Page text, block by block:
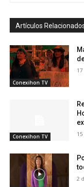
Artículos
Conexihon TV
Conexihon TV
2